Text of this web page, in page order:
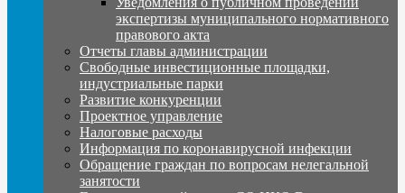
экспертизы муниципального нормативного
правового акта
Отчеты главы администрации
Свободные инвестиционные площадки,
индустриальные парки
Развитие конкуренции
Проектное управление
Налоговые расходы
Информация по коронавирусной инфекции
Обращение граждан по вопросам нелегальной
занятости